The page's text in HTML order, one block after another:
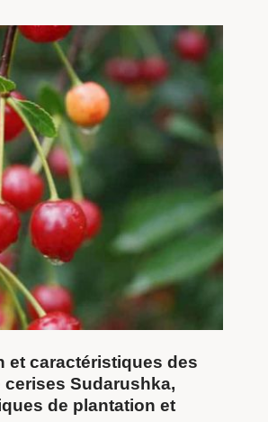
et caractéristiques des
cerises Sudarushka,
de plantation et